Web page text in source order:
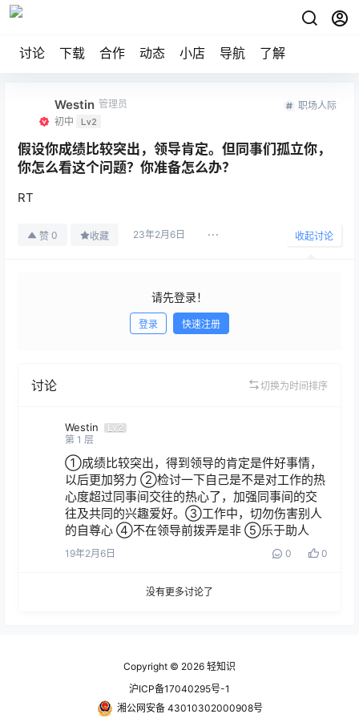
讨论 下载 合作 动态 小店 导航 了解
Westin 管理员
初中
Lv2
职场人际
假设你成绩比较突出，领导肯定。但同事们孤立你，
你怎么看这个问题？你准备怎么办？
RT
赞 0 收藏 23年2月6日 收起讨论
请先登录！
登录 快速注册
讨论 切换为时间排序
Westin
Lv2
第 1 层
①成绩比较突出，得到领导的肯定是件好事情，
以后更加努力 ②检讨一下自己是不是对工作的热
心度超过同事间交往的热心了，加强同事间的交
往及共同的兴趣爱好。③工作中，切勿伤害别人
的自尊心 ④不在领导前拨弄是非 ⑤乐于助人
19年2月6日 0 0
没有更多讨论了
Copyright © 2026 轻知识
沪ICP备17040295号-1
湘公网安备 43010302000908号